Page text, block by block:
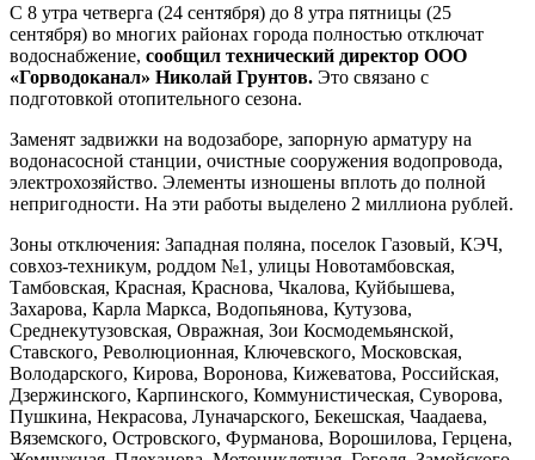
С 8 утра четверга (24 сентября) до 8 утра пятницы (25
сентября) во многих районах города полностью отключат
водоснабжение, сообщил технический директор ООО
«Горводоканал» Николай Грунтов. Это связано с
подготовкой отопительного сезона.
Заменят задвижки на водозаборе, запорную арматуру на
водонасосной станции, очистные сооружения водопровода,
электрохозяйство. Элементы изношены вплоть до полной
непригодности. На эти работы выделено 2 миллиона рублей.
Зоны отключения: Западная поляна, поселок Газовый, КЭЧ,
совхоз-техникум, роддом №1, улицы Новотамбовская,
Тамбовская, Красная, Краснова, Чкалова, Куйбышева,
Захарова, Карла Маркса, Водопьянова, Кутузова,
Среднекутузовская, Овражная, Зои Космодемьянской,
Ставского, Революционная, Ключевского, Московская,
Володарского, Кирова, Воронова, Кижеватова, Российская,
Дзержинского, Карпинского, Коммунистическая, Суворова,
Пушкина, Некрасова, Луначарского, Бекешская, Чаадаева,
Вяземского, Островского, Фурманова, Ворошилова, Герцена,